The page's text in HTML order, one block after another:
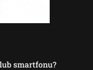
smartfonu?